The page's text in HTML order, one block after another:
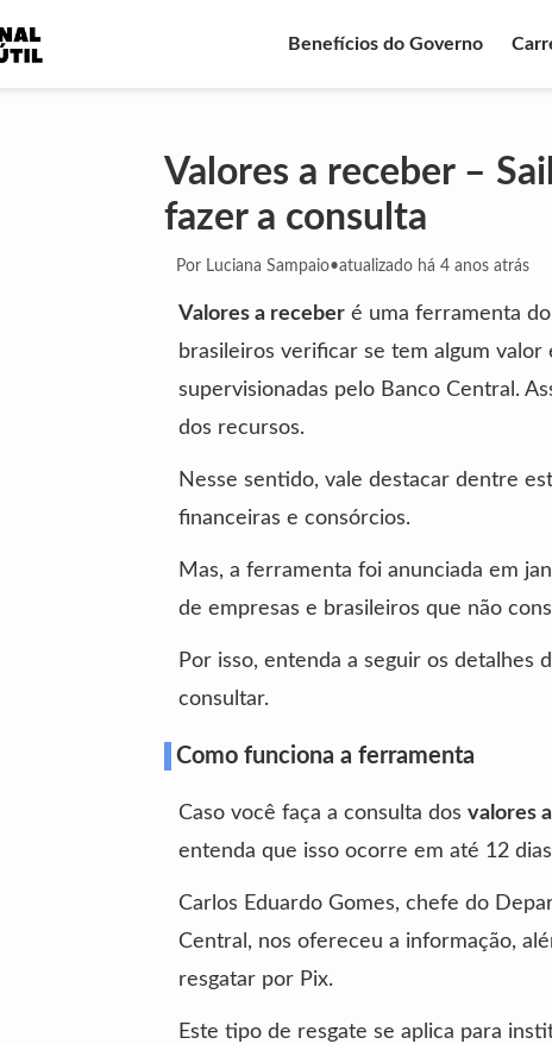
Benefícios do Governo
Valores a receber –
fazer a consulta
Por Luciana Sampaio•atualizado há 4 anos atrás
Valores a receber é uma ferramenta
brasileiros verificar se tem algum
supervisionadas pelo Banco Central.
dos recursos.
Nesse sentido, vale destacar dentre
financeiras e consórcios.
Mas, a ferramenta foi anunciada em
de empresas e brasileiros que não
Por isso, entenda a seguir os detalhes
consultar.
Como funciona a ferramenta
Caso você faça a consulta dos valores
entenda que isso ocorre em até 12
Carlos Eduardo Gomes, chefe do
Central, nos ofereceu a informação,
resgatar por Pix.
Este tipo de resgate se aplica para